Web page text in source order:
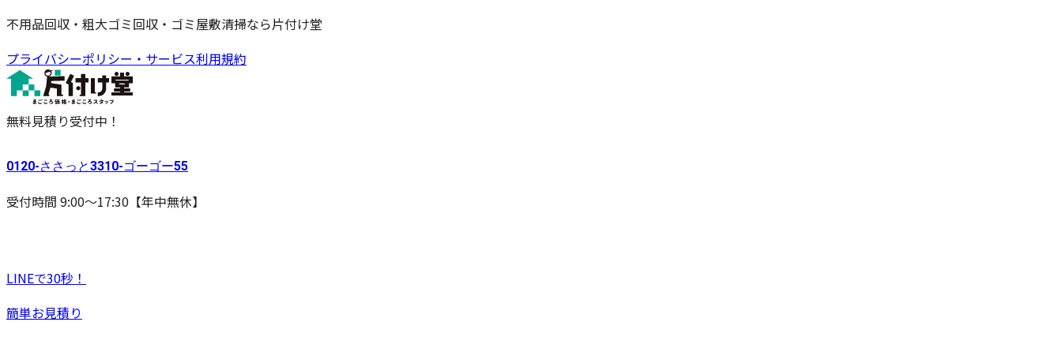
不用品回収・粗大ゴミ回収・ゴミ屋敷清掃なら片付け堂
プライバシーポリシー・サービス利用規約
無料見積り受付中！
0120-ささっと3310-ゴーゴー55
受付時間 9:00〜17:30【年中無休】
LINEで30秒！
簡単お見積り